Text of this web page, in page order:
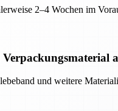
2–4 Wochen im
und weitere